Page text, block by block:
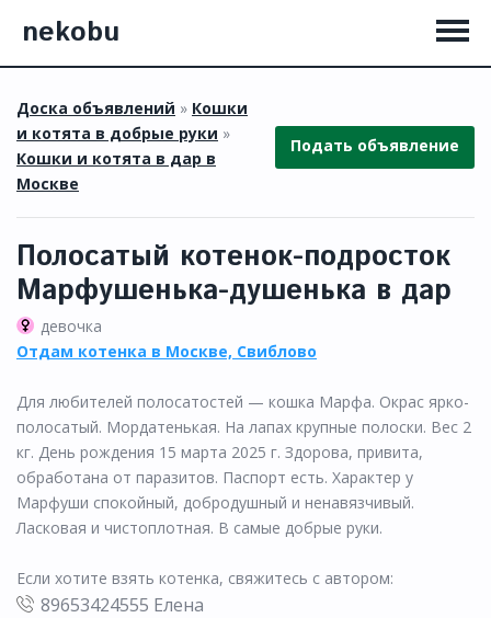
nekobu
Доска объявлений » Кошки
и котята в добрые руки »
Кошки и котята в дар в
Москве
Подать объявление
Полосатый котенок-подросток
Марфушенька-душенька в дар
девочка
Отдам котенка в Москве, Свиблово
Для любителей полосатостей — кошка Марфа. Окрас ярко-
полосатый. Мордатенькая. На лапах крупные полоски. Вес 2
кг. День рождения 15 марта 2025 г. Здорова, привита,
обработана от паразитов. Паспорт есть. Характер у
Марфуши спокойный, добродушный и ненавязчивый.
Ласковая и чистоплотная. В самые добрые руки.
Если хотите взять котенка, свяжитесь с автором:
89653424555 Елена